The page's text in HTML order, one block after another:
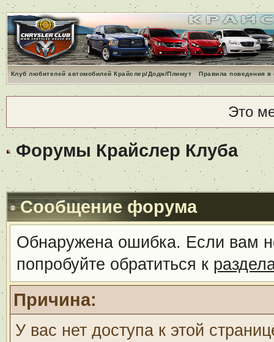
Клуб любителей автомобилей Крайслер/Додж/Плимут Правила поведения
Это
Форумы Крайслер Клуба
Сообщение форума
Обнаружена ошибка. Если вам
попробуйте обратиться к
Причина:
У вас нет доступа к этой